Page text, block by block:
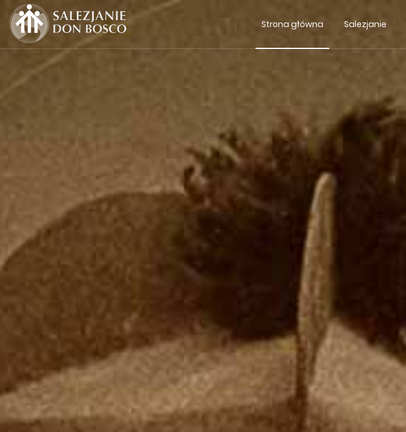
Strona główna Salezjanie